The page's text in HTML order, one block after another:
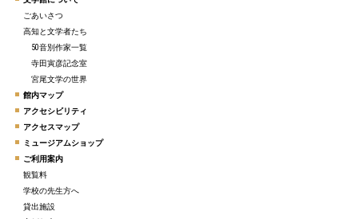
ごあいさつ
高知と文学者たち
50音別作家一覧
寺田寅彦記念室
宮尾文学の世界
館内マップ
アクセシビリティ
アクセスマップ
ミュージアムショップ
ご利用案内
観覧料
学校の先生方へ
貸出施設